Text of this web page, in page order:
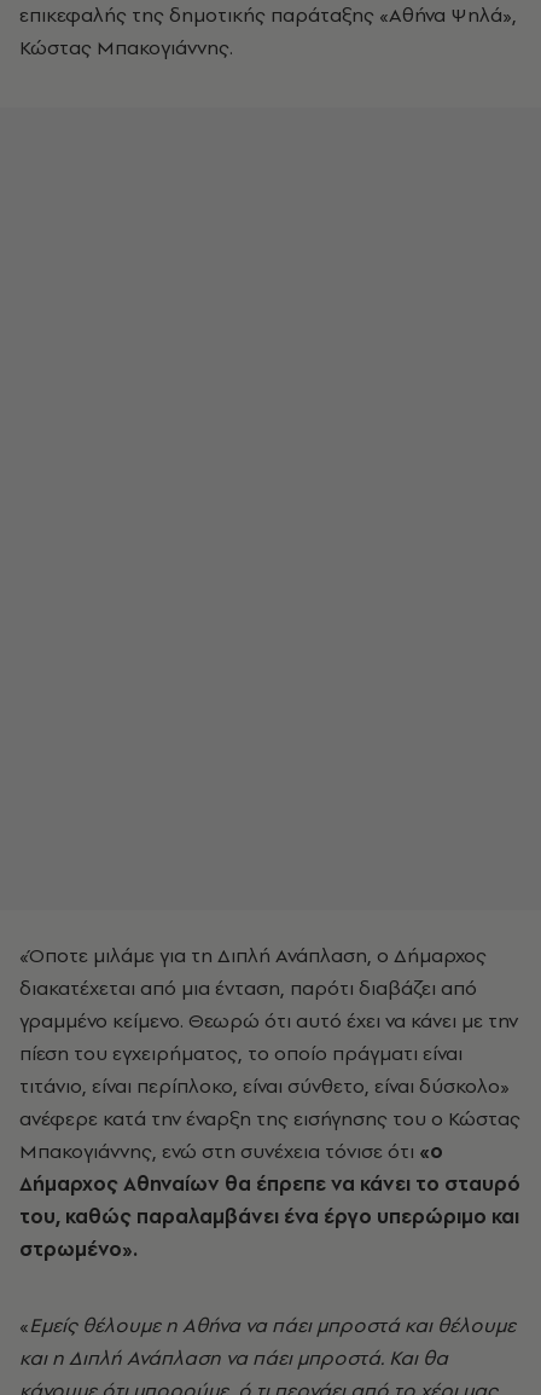
επικεφαλής της δημοτικής παράταξης «Αθήνα Ψηλά»,
Κώστας Μπακογιάννης.
«Όποτε μιλάμε για τη Διπλή Ανάπλαση, ο Δήμαρχος
διακατέχεται από μια ένταση, παρότι διαβάζει από
γραμμένο κείμενο. Θεωρώ ότι αυτό έχει να κάνει με την
πίεση του εγχειρήματος, το οποίο πράγματι είναι
τιτάνιο, είναι περίπλοκο, είναι σύνθετο, είναι δύσκολο»
ανέφερε κατά την έναρξη της εισήγησης του ο Κώστας
Μπακογιάννης, ενώ στη συνέχεια τόνισε ότι «ο
Δήμαρχος Αθηναίων θα έπρεπε να κάνει το σταυρό
του, καθώς παραλαμβάνει ένα έργο υπερώριμο και
στρωμένο».
«Εμείς θέλουμε η Αθήνα να πάει μπροστά και θέλουμε
και η Διπλή Ανάπλαση να πάει μπροστά. Και θα